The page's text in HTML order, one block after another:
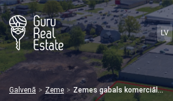
LV
Galvenā Zeme Zemes gabals komerciālai apbūvei Tukuma centrā - Siltuma iela 4